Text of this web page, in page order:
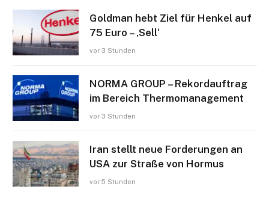
Goldman hebt Ziel für Henkel auf
75 Euro – ‚Sell‘
vor 3 Stunden
NORMA GROUP – Rekordauftrag
im Bereich Thermomanagement
vor 3 Stunden
Iran stellt neue Forderungen an
USA zur Straße von Hormus
vor 5 Stunden